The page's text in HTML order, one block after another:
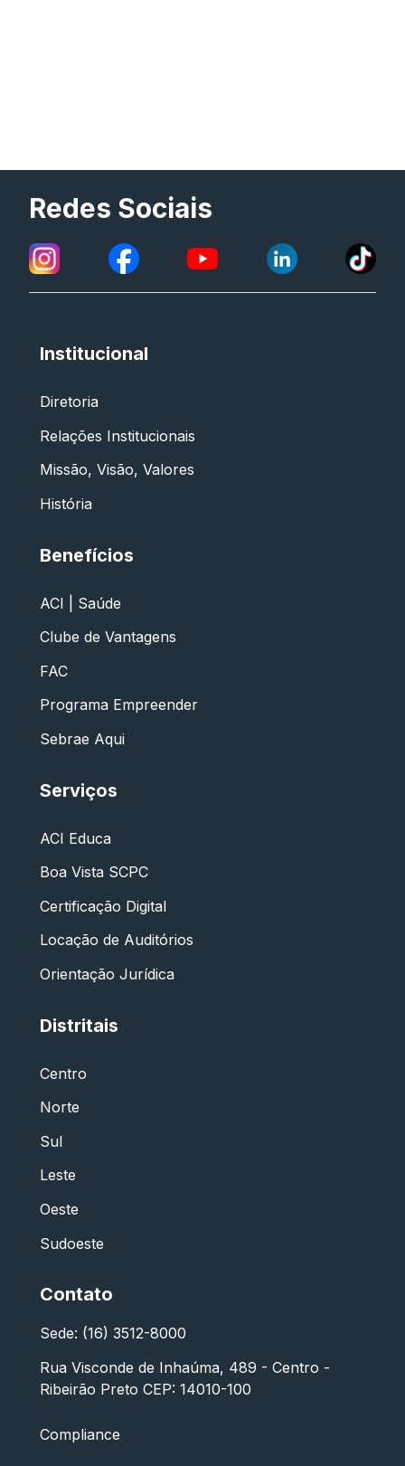
Redes Sociais
Institucional
Diretoria
Relações Institucionais
Missão, Visão, Valores
História
Benefícios
ACI | Saúde
Clube de Vantagens
FAC
Programa Empreender
Sebrae Aqui
Serviços
ACI Educa
Boa Vista SCPC
Certificação Digital
Locação de Auditórios
Orientação Jurídica
Distritais
Centro
Norte
Sul
Leste
Oeste
Sudoeste
Contato
Sede: (16) 3512-8000
Rua Visconde de Inhaúma, 489 - Centro -
Ribeirão Preto CEP: 14010-100
Compliance